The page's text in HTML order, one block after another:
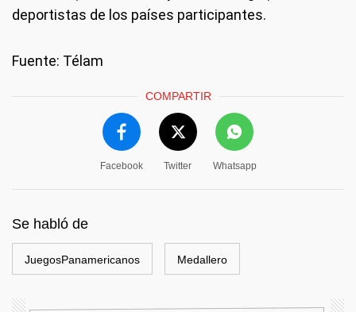
deportistas de los países participantes.
Fuente: Télam
COMPARTIR
Facebook Twitter Whatsapp
Se habló de
JuegosPanamericanos Medallero